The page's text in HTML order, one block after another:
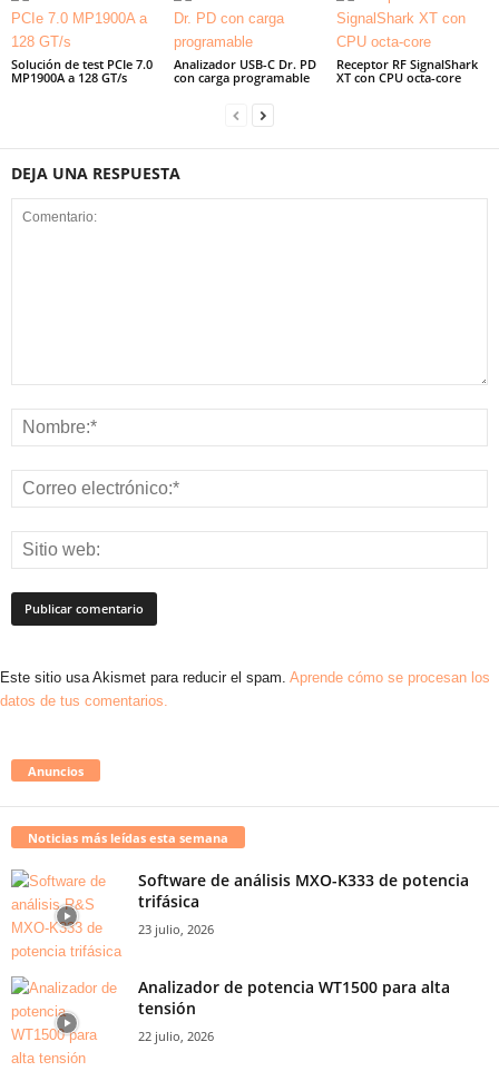
Solución de test PCIe 7.0
MP1900A a 128 GT/s
Analizador USB-C Dr. PD
con carga programable
Receptor RF SignalShark
XT con CPU octa-core
DEJA UNA RESPUESTA
Este sitio usa Akismet para reducir el spam. Aprende cómo se procesan los
datos de tus comentarios.
Anuncios
Noticias más leídas esta semana
Software de análisis MXO-K333 de potencia
trifásica
23 julio, 2026
Analizador de potencia WT1500 para alta
tensión
22 julio, 2026